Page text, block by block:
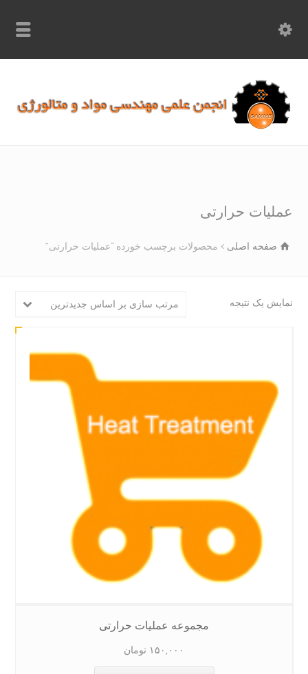
حرارتی
صفحه اصلی محصولات برچسب خورده “عملیات حرارتی”
یک نتیجه مرتب سازی بر اساس جدیدترین
مجموعه عملیات حرارتی
۱۵۰,۰۰۰ تومان